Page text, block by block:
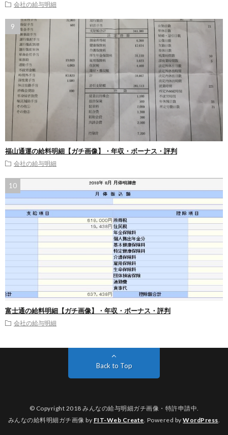
会社の給与明細
福山通運の給料明細【ガチ画像】・年収・ボーナス・評判
会社の給与明細
富士通の給料明細【ガチ画像】・年収・ボーナス・評判
会社の給与明細
Back to Top
© Copyright 2018 みんなの給与明細ガチ画像・特許申請中.
みんなの給料明細ガチ画像 by FIT-Web Create. Powered byWordPress.